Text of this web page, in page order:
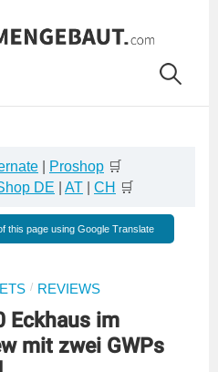
Proshop 🛒
DE AT CH 🛒
this page using Google Translate
/ REVIEWS
Eckhaus im
mit zwei GWPs